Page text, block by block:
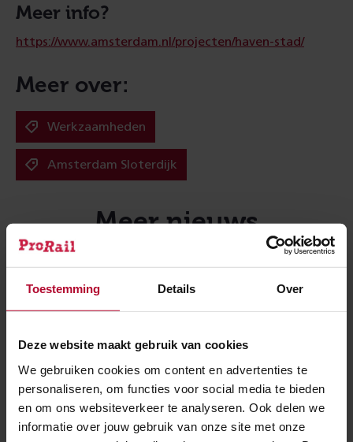
Toestemming Details Over
Deze website maakt gebruik van cookies
We gebruiken cookies om content en advertenties te
personaliseren, om functies voor social media te bieden
en om ons websiteverkeer te analyseren. Ook delen we
informatie over jouw gebruik van onze site met onze
Meer info?
https://www.amsterdam.nl/projecten/haven-stad/
Meer over:
Werkzaamheden
Amsterdam Sloterdijk
Meer nieuws